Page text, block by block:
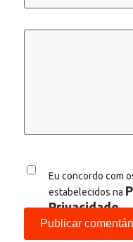
Eu concordo com
estabelecidos na
Privacidade